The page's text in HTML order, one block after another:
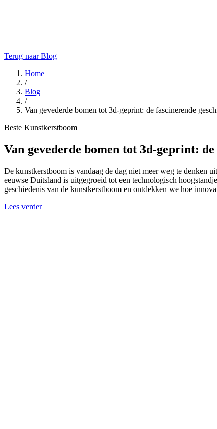
Terug naar Blog
Home
/
Blog
/
Van gevederde bomen tot 3d-geprint: de fascinerende
Beste Kunstkerstboom
Van gevederde bomen tot 3d-geprint:
De kunstkerstboom is vandaag de dag niet meer weg te denken
eeuwse Duitsland is uitgegroeid tot een technologisch
geschiedenis van de kunstkerstboom en ontdekken we hoe
Lees verder